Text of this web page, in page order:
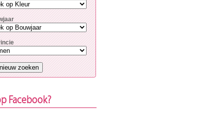
Facebook?